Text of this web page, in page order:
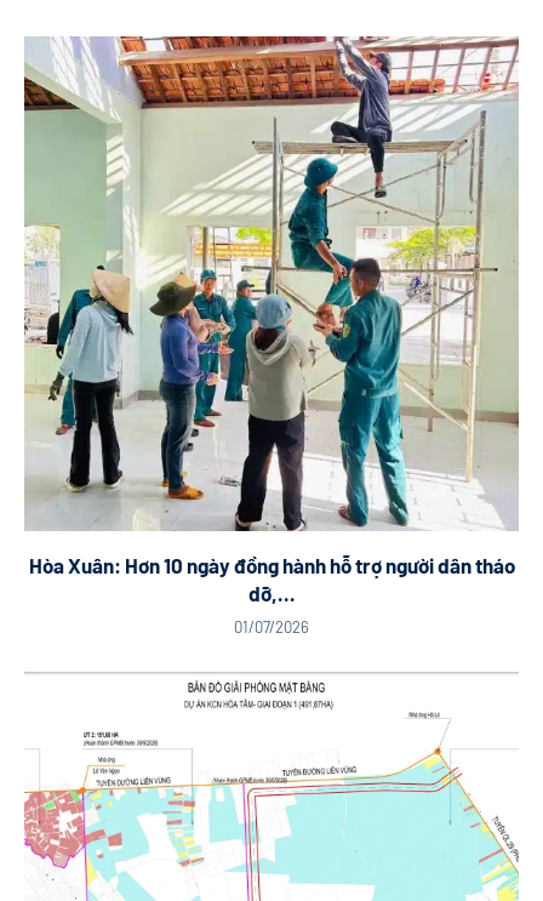
Hòa Xuân: Hơn 10 ngày đồng hành hỗ trợ người dân tháo
dỡ,...
01/07/2026